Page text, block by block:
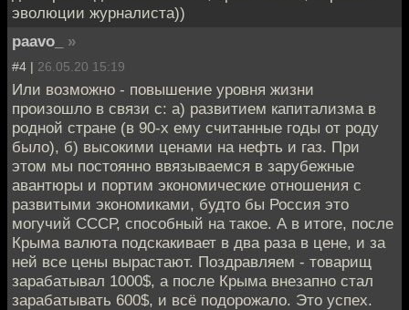
эволюции журналиста))
paavo_
»
#4 | 26.05.20 15:19
Или возможно - повышение уровня жизни
произошло в связи с: а) развитием капитализма в
родной стране (в 90-х ему считанные годы от роду
было), б) высокими ценами на нефть и газ. При
этом мы постоянно ввязываемся в зарубежные
авантюры и портим экономические отношения с
развитыми экономиками, будто бы Россия это
могучий СССР, способный на такое. А в итоге, после
Крыма валюта подскакивает в два раза в цене, и за
ней все цены вырастают. Поздравляем - товарищ
зарабатывал 1000$, а после Крыма внезапно стал
зарабатывать 600$, и всё подорожало. Это успех.